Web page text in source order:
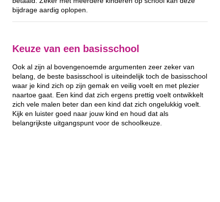
bijdrage aardig oplopen.
Keuze van een basisschool
Ook al zijn al bovengenoemde argumenten zeer zeker van
belang, de beste basisschool is uiteindelijk toch de basisschool
waar je kind zich op zijn gemak en veilig voelt en met plezier
naartoe gaat. Een kind dat zich ergens prettig voelt ontwikkelt
zich vele malen beter dan een kind dat zich ongelukkig voelt.
Kijk en luister goed naar jouw kind en houd dat als
belangrijkste uitgangspunt voor de schoolkeuze.